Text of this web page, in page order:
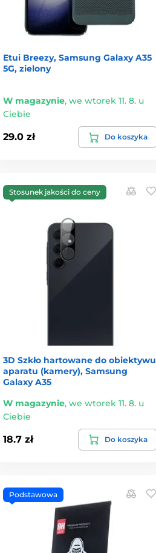
Etui Breezy, Samsung Galaxy A35
5G, zielony
W magazynie, we wtorek 11. 8. u
Ciebie
29.0 zł Do koszyka
Stosunek jakości do ceny
3D Szkło hartowane do obiektywu
aparatu (kamery), Samsung
Galaxy A35
W magazynie, we wtorek 11. 8. u
Ciebie
18.7 zł Do koszyka
Podstawowa